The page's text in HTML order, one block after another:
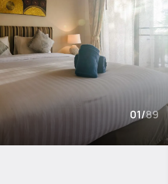
01/89